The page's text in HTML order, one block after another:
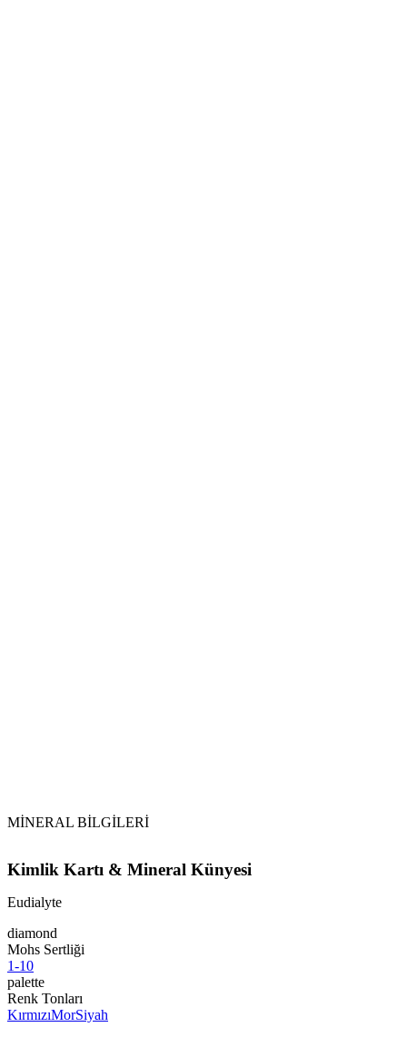
MİNERAL BİLGİLERİ
Kimlik Kartı & Mineral Künyesi
Eudialyte
diamond
Mohs Sertliği
1-10
palette
Renk Tonları
KırmızıMorSiyah